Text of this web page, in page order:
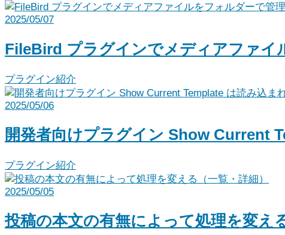
2025/05/07
FileBird プラグインでメディアファイ
プラグイン紹介
2025/05/06
開発者向けプラグイン Show Current
プラグイン紹介
2025/05/05
投稿の本文の有無によって処理を変え